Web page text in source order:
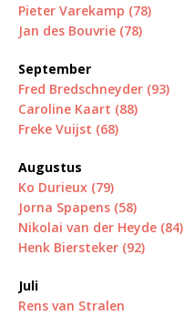
Pieter Varekamp (78)
Jan des Bouvrie (78)
September
Fred Bredschneyder (93)
Caroline Kaart (88)
Freke Vuijst (68)
Augustus
Ko Durieux (79)
Jorna Spapens (58)
Nikolai van der Heyde (84)
Henk Biersteker (92)
Juli
Rens van Stralen